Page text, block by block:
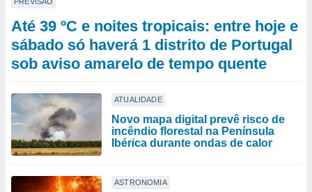
Até 39 ºC e noites tropicais: entre hoje e
sábado só haverá 1 distrito de Portugal
sob aviso amarelo de tempo quente
ATUALIDADE
Novo mapa digital prevê risco de
incêndio florestal na Península
Ibérica durante ondas de calor
ASTRONOMIA